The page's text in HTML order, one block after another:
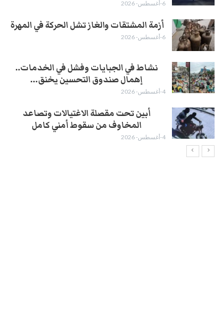
6-أغسطس- 2026
أزمة المشتقات والغاز تشل الحركة في المهرة ​
6-أغسطس- 2026
نشاط في الجبايات وفشل في الخدمات..
إهمال صندوق التحسين يخنق…
4-أغسطس- 2026
أبين تحت مقصلة الاغتيالات وتصاعد
المخاوف من سقوط أمني كامل
4-أغسطس- 2026